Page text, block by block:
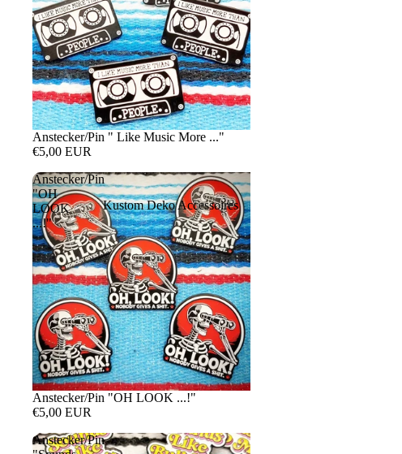
Kustom Deko Accessoires
Anstecker/Pin " Like Music More ..."
€5,00 EUR
Anstecker/Pin
"OH
LOOK
...!"
Anstecker/Pin "OH LOOK ...!"
€5,00 EUR
Anstecker/Pin